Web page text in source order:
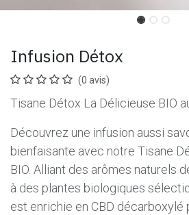
Infusion Détox
(0 avis)
Tisane Détox La Délicieuse BIO
Découvrez une infusion aussi
bienfaisante avec notre Tisane
BIO. Alliant des arômes naturels
à des plantes biologiques
est enrichie en CBD décarboxylé